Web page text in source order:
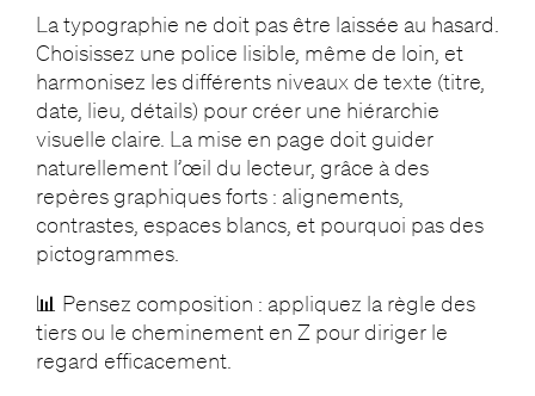
La typographie ne doit pas être laissée au hasard.
Choisissez une police lisible, même de loin, et
harmonisez les différents niveaux de texte (titre,
date, lieu, détails) pour créer une hiérarchie
visuelle claire. La mise en page doit guider
naturellement l’œil du lecteur, grâce à des
repères graphiques forts : alignements,
contrastes, espaces blancs, et pourquoi pas des
pictogrammes.
📊 Pensez composition : appliquez la règle des
tiers ou le cheminement en Z pour diriger le
regard efficacement.